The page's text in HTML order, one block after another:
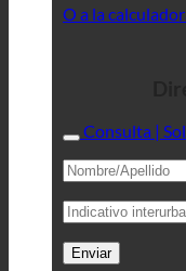
O a la
Consulta |